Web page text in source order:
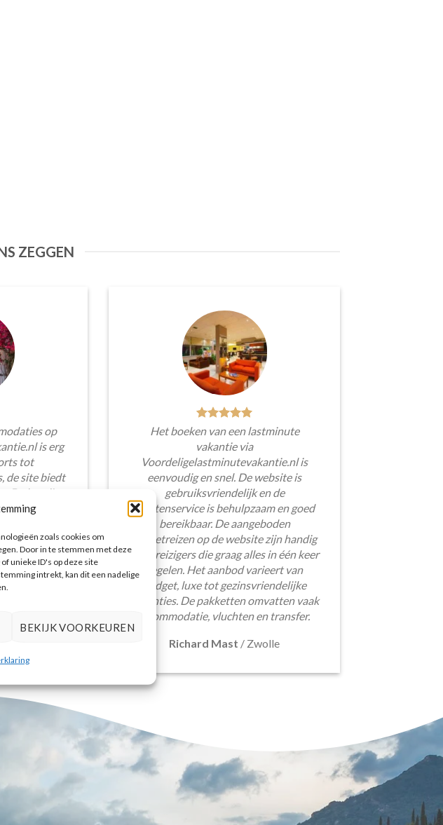
zoals cookies om
Door in te stemmen met deze
unieke ID's op deze site
intrekt, kan dit een nadelige
BEKIJK VOORKEUREN
ZEGGEN
op
is erg
tot
de site biedt
De handige
om
en
Het boeken van een lastminute
vakantie via
Voordeligelastminutevakantie.nl is
eenvoudig en snel. De website is
gebruiksvriendelijk en de
klantenservice is behulpzaam en goed
bereikbaar. De aangeboden
pakketreizen op de website zijn handig
voor reizigers die graag alles in één keer
regelen. Het aanbod varieert van
budget, luxe tot gezinsvriendelijke
vakanties. De pakketten omvatten vaak
accommodatie, vluchten en transfer.
Richard Mast / Zwolle